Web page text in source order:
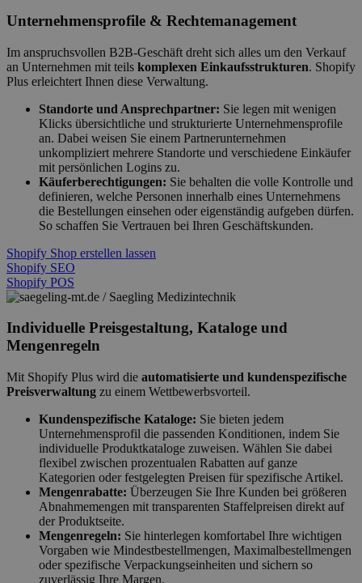
Unternehmensprofile & Rechtemanagement
Im anspruchsvollen B2B-Geschäft dreht sich alles um den Verkauf
an Unternehmen mit teils komplexen Einkaufsstrukturen. Shopify
Plus erleichtert Ihnen diese Verwaltung.
Standorte und Ansprechpartner: Sie legen mit wenigen
Klicks übersichtliche und strukturierte Unternehmensprofile
an. Dabei weisen Sie einem Partnerunternehmen
unkompliziert mehrere Standorte und verschiedene Einkäufer
mit persönlichen Logins zu.
Käuferberechtigungen: Sie behalten die volle Kontrolle und
definieren, welche Personen innerhalb eines Unternehmens
die Bestellungen einsehen oder eigenständig aufgeben dürfen.
So schaffen Sie Vertrauen bei Ihren Geschäftskunden.
Shopify Shop erstellen lassen
Shopify SEO
Shopify POS
Individuelle Preisgestaltung, Kataloge und
Mengenregeln
Mit Shopify Plus wird die automatisierte und kundenspezifische
Preisverwaltung zu einem Wettbewerbsvorteil.
Kundenspezifische Kataloge: Sie bieten jedem
Unternehmensprofil die passenden Konditionen, indem Sie
individuelle Produktkataloge zuweisen. Wählen Sie dabei
flexibel zwischen prozentualen Rabatten auf ganze
Kategorien oder festgelegten Preisen für spezifische Artikel.
Mengenrabatte: Überzeugen Sie Ihre Kunden bei größeren
Abnahmemengen mit transparenten Staffelpreisen direkt auf
der Produktseite.
Mengenregeln: Sie hinterlegen komfortabel Ihre wichtigen
Vorgaben wie Mindestbestellmengen, Maximalbestellmengen
oder spezifische Verpackungseinheiten und sichern so
zuverlässig Ihre Margen.